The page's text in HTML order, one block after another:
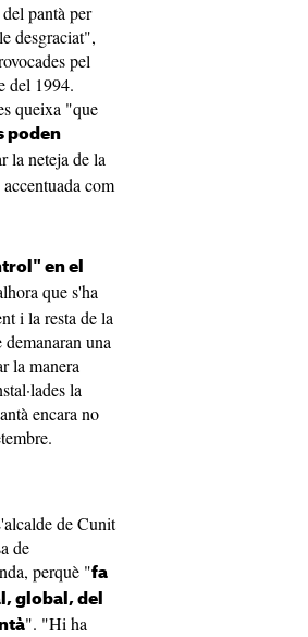
pantà per
desgraciat",
pel
del 1994.
queixa "que
poden
la neteja de la
com
en el
que s'ha
i la resta de la
una
la manera
la
encara no
de Cunit
de
perquè "fa
global, del
". "Hi ha